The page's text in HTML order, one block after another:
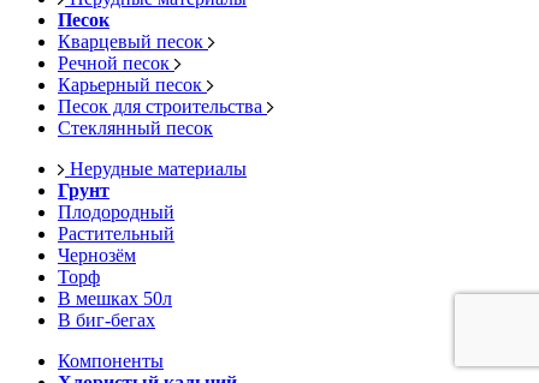
Песок
Кварцевый песок
Речной песок
Карьерный песок
Песок для строительства
Стеклянный песок
Нерудные материалы
Грунт
Плодородный
Растительный
Чернозём
Торф
В мешках 50л
В биг-бегах
Компоненты